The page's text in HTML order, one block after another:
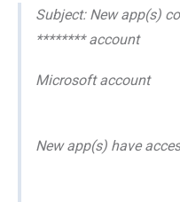
Subject: New app(s)
******** account
Microsoft account
New app(s) have